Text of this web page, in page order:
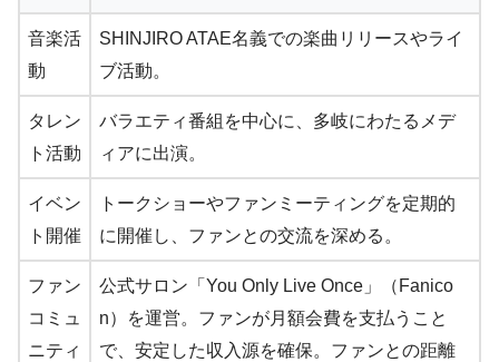
音楽活
動
SHINJIRO ATAE名義での楽曲リリースやライ
ブ活動。
タレン
ト活動
バラエティ番組を中心に、多岐にわたるメデ
ィアに出演。
イベン
ト開催
トークショーやファンミーティングを定期的
に開催し、ファンとの交流を深める。
ファン
コミュ
ニティ
公式サロン「You Only Live Once」（Fanico
n）を運営。ファンが月額会費を支払うこと
で、安定した収入源を確保。ファンとの距離